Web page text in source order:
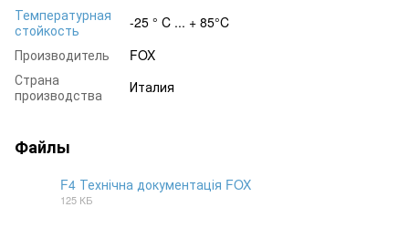
Температурная
стойкость
-25 ° C ... + 85°C
Производитель
FOX
Страна
производства
Италия
Файлы
F4 Технічна документація FOX
125 КБ